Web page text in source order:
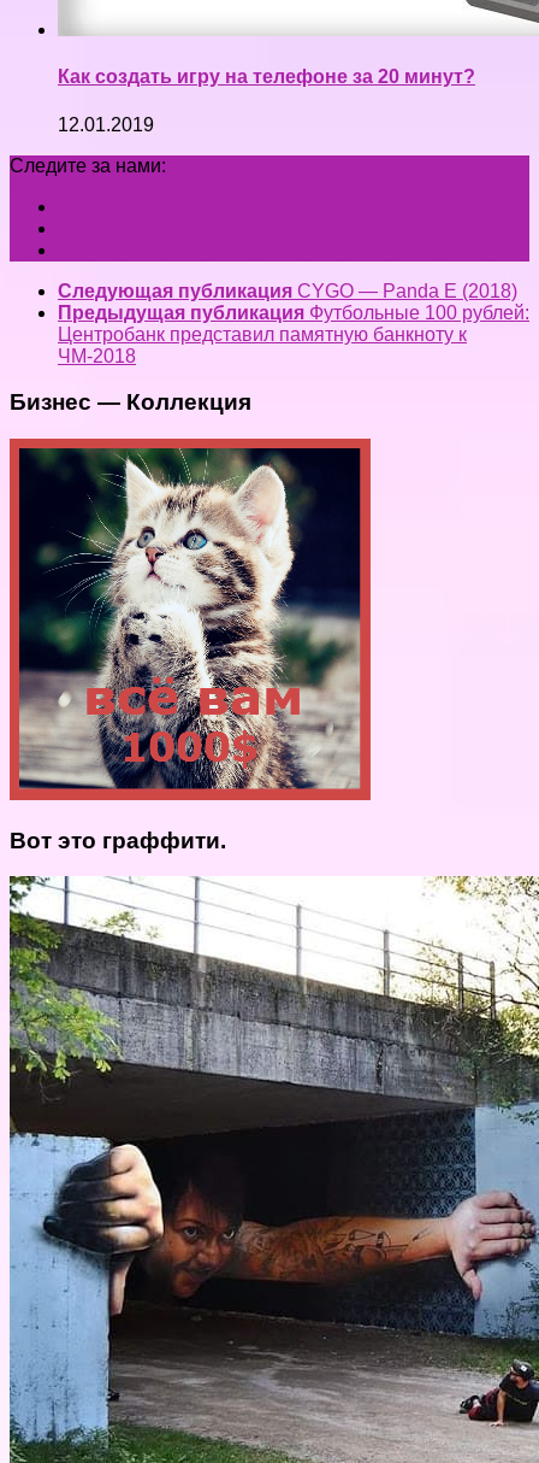
Как создать игру на телефоне за 20 минут?
12.01.2019
Следите за нами:
Следующая публикация CYGO — Panda E (2018)
Предыдущая публикация Футбольные 100 рублей:
Центробанк представил памятную банкноту к
ЧМ-2018
Бизнес — Коллекция
Вот это граффити.